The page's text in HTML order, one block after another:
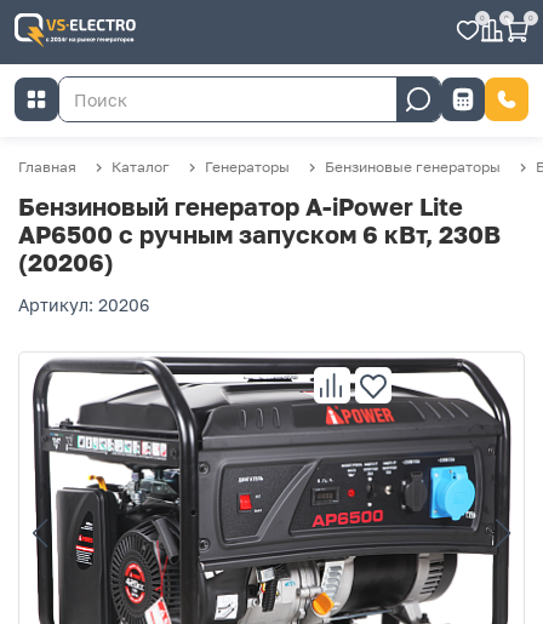
0 0 0
Главная Каталог Генераторы Бензиновые генераторы
Бензиновый генератор A-iPower Lite
AP6500 с ручным запуском 6 кВт, 230В
(20206)
Артикул: 20206